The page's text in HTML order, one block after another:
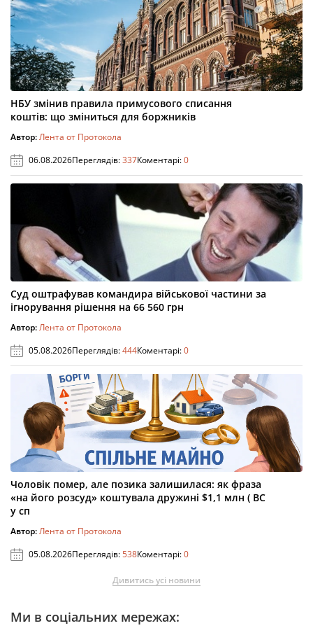
НБУ змінив правила примусового списання
коштів: що зміниться для боржників
Автор:Лента от Протокола
06.08.2026Переглядів:337Коментарі:0
Суд оштрафував командира військової частини за
ігнорування рішення на 66 560 грн
Автор:Лента от Протокола
05.08.2026Переглядів:444Коментарі:0
Чоловік помер, але позика залишилася: як фраза
«на його розсуд» коштувала дружині $1,1 млн ( ВС
у сп
Автор:Лента от Протокола
05.08.2026Переглядів:538Коментарі:0
Дивитись усі новини
Ми в соціальних мережах: